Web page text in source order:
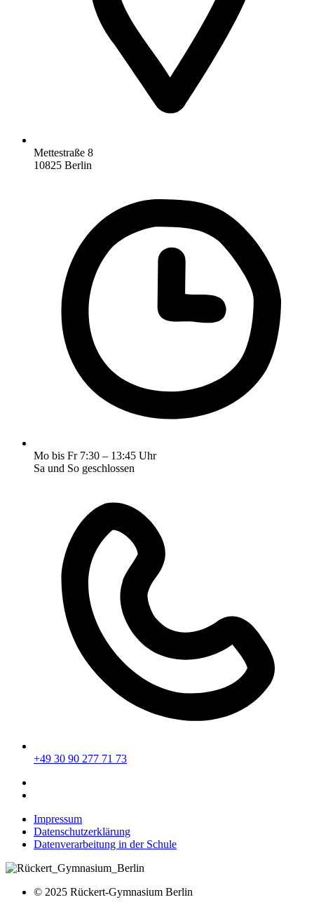
Mettestraße 8
10825 Berlin
Mo bis Fr 7:30 – 13:45 Uhr
Sa und So geschlossen
+49 30 90 277 71 73
Impressum
Datenschutzerklärung
Datenverarbeitung in der Schule
© 2025 Rückert-Gymnasium Berlin